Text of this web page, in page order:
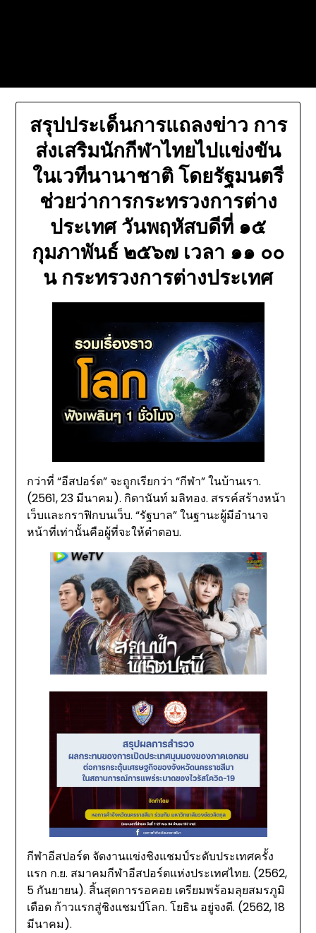
สรุปประเด็นการแถลงข่าว การ
ส่งเสริมนักกีฬาไทยไปแข่งขัน
ในเวทีนานาชาติ โดยรัฐมนตรี
ช่วยว่าการกระทรวงการต่าง
ประเทศ วันพฤหัสบดีที่ ๑๕
กุมภาพันธ์ ๒๕๖๗ เวลา ๑๑ ๐๐
น กระทรวงการต่างประเทศ
กว่าที่ “อีสปอร์ต” จะถูกเรียกว่า “กีฬา” ในบ้านเรา.
(2561, 23 มีนาคม). กิดานันท์ มลิทอง. สรรค์สร้างหน้า
เว็บและกราฟิกบนเว็บ. “รัฐบาล” ในฐานะผู้มีอำนาจ
หน้าที่เท่านั้นคือผู้ที่จะให้ตำตอบ.
กีฬาอีสปอร์ต จัดงานแข่งชิงแชมป์ระดับประเทศครั้ง
แรก ก.ย. สมาคมกีฬาอีสปอร์ตแห่งประเทศไทย. (2562,
5 กันยายน). สิ้นสุดการรอคอย เตรียมพร้อมลุยสมรภูมิ
เดือด ก้าวแรกสู่ชิงแชมป์โลก. โยธิน อยู่จงดี. (2562, 18
มีนาคม).